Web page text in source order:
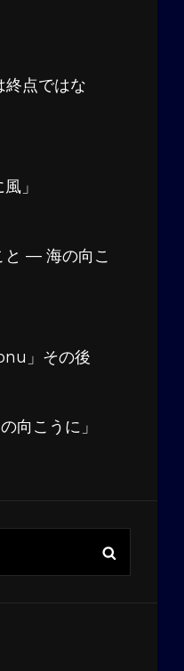
点ではな
」
と — 海の向こ
」その後
向こうに」
索